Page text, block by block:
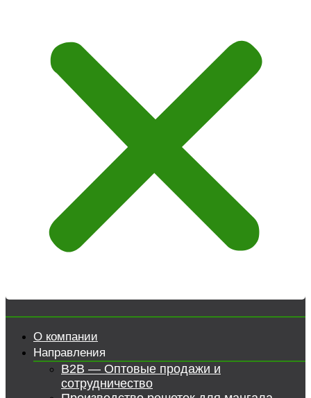
О компании
Направления
B2B — Оптовые продажи и
сотрудничество